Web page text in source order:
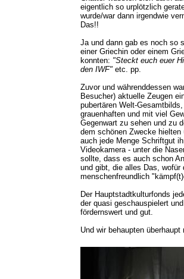
eigentlich so urplötzlich
wurde/war dann irgendwie
Das!!
Ja und dann gab es noch so
einer Griechin oder einem
konnten: "Steckt euch euer
den IWF"etc. pp.
Zuvor und währenddessen
Besucher) aktuelle Zeugen
pubertären Welt-
grauenhaften und mit viel
Gegenwart zu sehen und zu
dem schönen Zwecke
auch jede Menge Schriftgut
Videokamera - unter die
sollte, dass es auch schon
und gibt, die alles Das,
menschenfreundlich
Der Hauptstadtkulturfonds
der quasi geschauspielert
fördernswert und gut.
Und wir behaupten überhaupt